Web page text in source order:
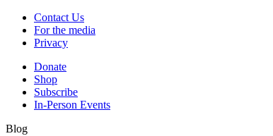
Contact Us
For the media
Privacy
Donate
Shop
Subscribe
In-Person Events
Blog